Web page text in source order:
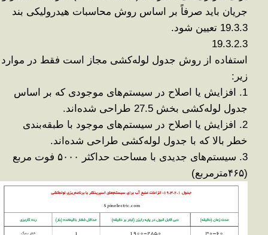
جریان باید صرفاً بر اساس روش محاسبات هیدرولیکی بند
19.3.3 تعیین شود.
19.3.2.3
استفاده از روش جدول لوله‌کشی مجاز است فقط در موارد
زیر :
1.
افزایش یا اصلاح در سیستم‌های موجودی که بر اساس
جدول لوله‌کشی بخش 27.5 طراحی شده‌اند.
2.
افزایش یا اصلاح در سیستم‌های موجود با طبقه‌بندی
خطر بالا که با جدول لوله‌کشی طراحی شده‌اند.
3. سیستم‌های جدیدی با مساحت حداکثر ۵۰۰۰ فوت مربع
(۴۶۵مترمربع)